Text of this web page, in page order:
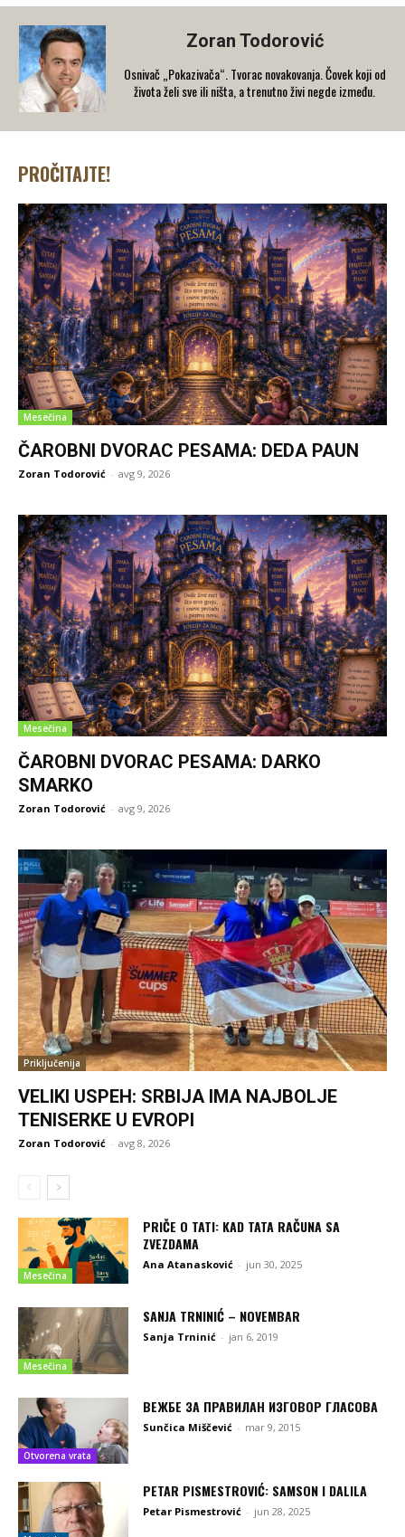
Zoran Todorović
Osnivač „Pokazivača“. Tvorac novakovanja. Čovek koji od
života želi sve ili ništa, a trenutno živi negde između.
PROČITAJTE!
Mesečina
ČAROBNI DVORAC PESAMA: DEDA PAUN
Zoran Todorović - avg 9, 2026
Mesečina
ČAROBNI DVORAC PESAMA: DARKO
SMARKO
Zoran Todorović - avg 9, 2026
Priključenija
VELIKI USPEH: SRBIJA IMA NAJBOLJE
TENISERKE U EVROPI
Zoran Todorović - avg 8, 2026
Mesečina
PRIČE O TATI: KAD TATA RAČUNA SA
ZVEZDAMA
Ana Atanasković - jun 30, 2025
Mesečina
SANJA TRNINIĆ – NOVEMBAR
Sanja Trninić - jan 6, 2019
Otvorena vrata
ВЕЖБЕ ЗА ПРАВИЛАН ИЗГОВОР ГЛАСОВА
Sunčica Miščević - mar 9, 2015
PETAR PISMESTROVIĆ: SAMSON I DALILA
Petar Pismestrović - jun 28, 2025